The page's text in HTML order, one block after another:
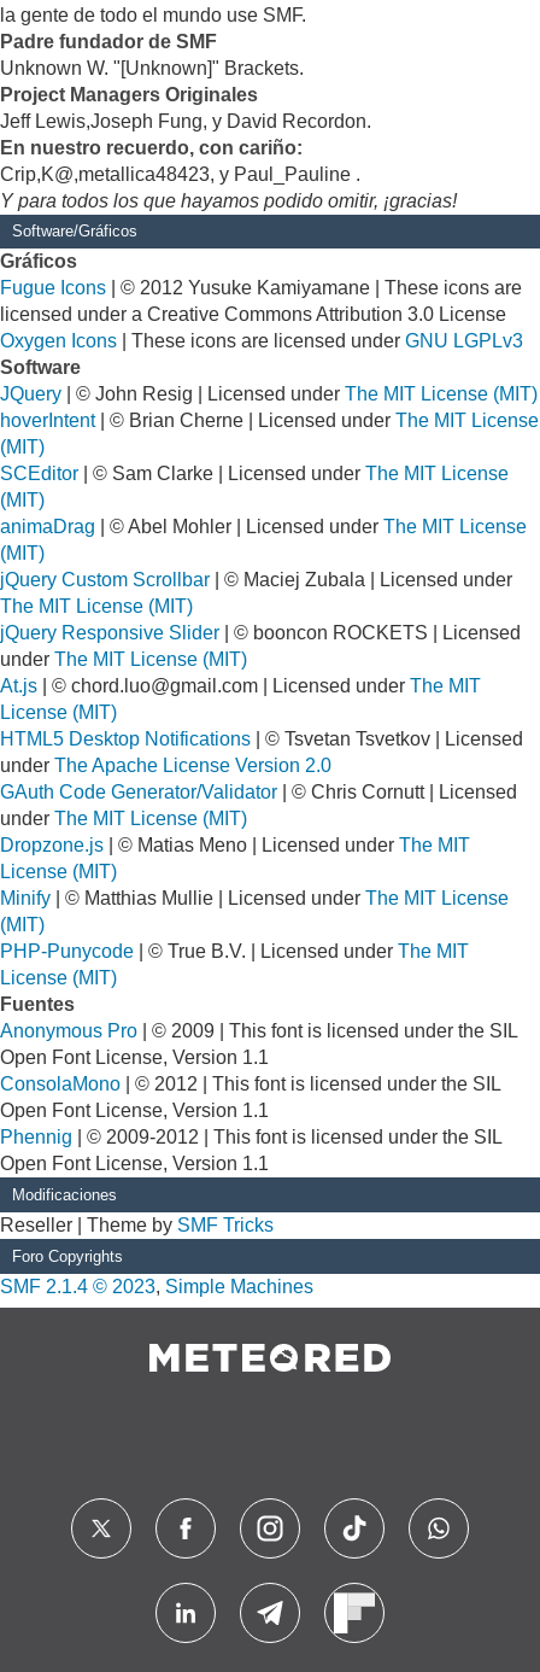
la gente de todo el mundo use SMF.
Padre fundador de SMF
Unknown W. "[Unknown]" Brackets.
Project Managers Originales
Jeff Lewis,Joseph Fung, y David Recordon.
En nuestro recuerdo, con cariño:
Crip,K@,metallica48423, y Paul_Pauline .
Y para todos los que hayamos podido omitir, ¡gracias!
Software/Gráficos
Gráficos
Fugue Icons | © 2012 Yusuke Kamiyamane | These icons are
licensed under a Creative Commons Attribution 3.0 License
Oxygen Icons | These icons are licensed under GNU LGPLv3
Software
JQuery | © John Resig | Licensed under The MIT License (MIT)
hoverIntent| © Brian Cherne | Licensed under The MIT License
(MIT)
SCEditor | © Sam Clarke | Licensed under The MIT License
(MIT)
animaDrag | © Abel Mohler | Licensed under The MIT License
(MIT)
jQuery Custom Scrollbar | © Maciej Zubala | Licensed under
The MIT License (MIT)
jQuery Responsive Slider | © booncon ROCKETS | Licensed
under The MIT License (MIT)
At.js | © chord.luo@gmail.com | Licensed under The MIT
License (MIT)
HTML5 Desktop Notifications | © Tsvetan Tsvetkov | Licensed
under The Apache License Version 2.0
GAuth Code Generator/Validator | © Chris Cornutt | Licensed
under The MIT License (MIT)
Dropzone.js | © Matias Meno | Licensed under The MIT
License (MIT)
Minify | © Matthias Mullie | Licensed under The MIT License
(MIT)
PHP-Punycode | © True B.V. | Licensed under The MIT
License (MIT)
Fuentes
Anonymous Pro | © 2009 | This font is licensed under the SIL
Open Font License, Version 1.1
ConsolaMono | © 2012 | This font is licensed under the SIL
Open Font License, Version 1.1
Phennig | © 2009-2012 | This font is licensed under the SIL
Open Font License, Version 1.1
Modificaciones
Reseller | Theme by SMF Tricks
Foro Copyrights
SMF 2.1.4 © 2023, Simple Machines